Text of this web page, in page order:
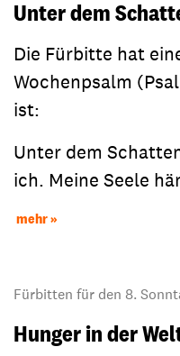
Unter dem
Die Fürbitte hat
Wochenpsalm
ist:
Unter dem
ich. Meine Seele
mehr
Fürbitten für den 8.
Hunger in der